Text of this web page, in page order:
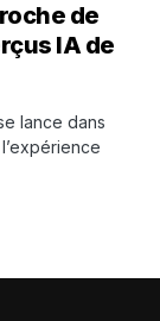
de
IA de
lance dans